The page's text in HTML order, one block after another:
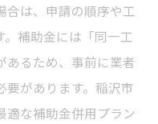
合は、申請の順序や工
補助金には「同一工
あるため、事前に業者
要があります。稲沢市
適な補助金併用プラン